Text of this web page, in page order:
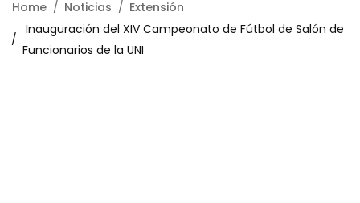
Home Noticias
Extensión
Inauguración del XIV Campeonato de Fútbol de Salón de
Funcionarios de la UNI